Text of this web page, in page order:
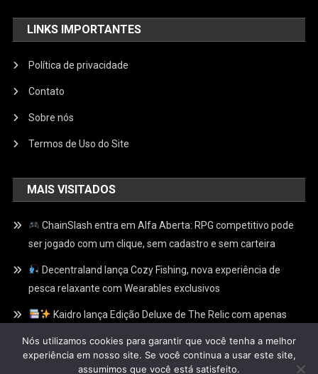
LINKS IMPORTANTES
Política de privacidade
Contato
Sobre nós
Termos de Uso do Site
MAIS VISITADOS
ChainSlash entra em Alfa Aberta: RPG competitivo pode
ser jogado com um clique, sem cadastro e sem carteira
Decentraland lança Cozy Fishing, nova experiência de
pesca relaxante com Wearables exclusivos
Kaidro lança Edição Deluxe de The Relic com apenas
exclusivas no Web3
Nós utilizamos cookies para garantir que você tenha a melhor
experiência em nosso site. Se você continua a usar este site,
assumimos que você está satisfeito.